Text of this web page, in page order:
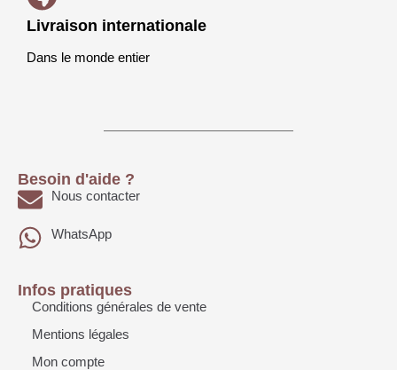
Livraison internationale
Dans le monde entier
Besoin d'aide ?
Nous contacter
WhatsApp
Infos pratiques
Conditions générales de vente
Mentions légales
Mon compte